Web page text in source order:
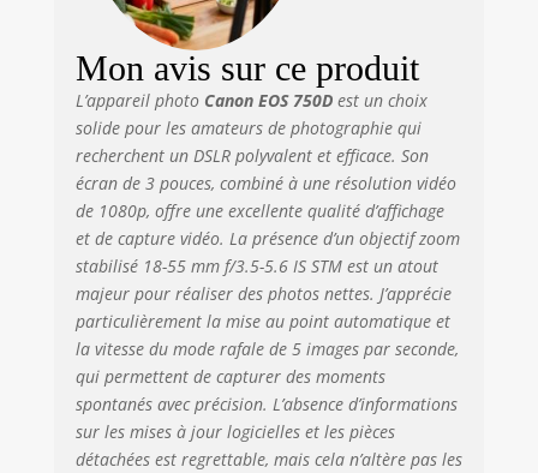
Mon avis sur ce produit
L’appareil photo Canon EOS 750Dest un choix
solide pour les amateurs de photographie qui
recherchent un DSLR polyvalent et efficace. Son
écran de 3 pouces, combiné à une résolution vidéo
de 1080p, offre une excellente qualité d’affichage
et de capture vidéo. La présence d’un objectif zoom
stabilisé 18-55 mm f/3.5-5.6 IS STM est un atout
majeur pour réaliser des photos nettes. J’apprécie
particulièrement la mise au point automatique et
la vitesse du mode rafale de 5 images par seconde,
qui permettent de capturer des moments
spontanés avec précision. L’absence d’informations
sur les mises à jour logicielles et les pièces
détachées est regrettable, mais cela n’altère pas les